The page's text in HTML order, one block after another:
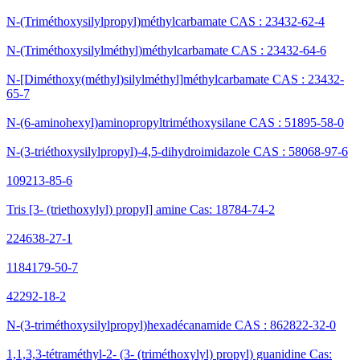
N-(Triméthoxysilylpropyl)méthylcarbamate CAS : 23432-62-4
N-(Triméthoxysilylméthyl)méthylcarbamate CAS : 23432-64-6
N-[Diméthoxy(méthyl)silylméthyl]méthylcarbamate CAS : 23432-
65-7
N-(6-aminohexyl)aminopropyltriméthoxysilane CAS : 51895-58-0
N-(3-triéthoxysilylpropyl)-4,5-dihydroimidazole CAS : 58068-97-6
109213-85-6
Tris [3- (triethoxylyl) propyl] amine Cas: 18784-74-2
224638-27-1
1184179-50-7
42292-18-2
N-(3-triméthoxysilylpropyl)hexadécanamide CAS : 862822-32-0
1,1,3,3-tétraméthyl-2- (3- (triméthoxylyl) propyl) guanidine Cas: